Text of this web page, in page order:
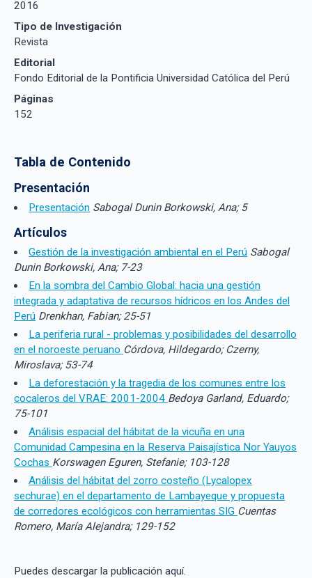
2016
Tipo de Investigación
Revista
Editorial
Fondo Editorial de la Pontificia Universidad Católica del Perú
Páginas
152
Tabla de Contenido
Presentación
Presentación Sabogal Dunin Borkowski, Ana; 5
Artículos
Gestión de la investigación ambiental en el Perú Sabogal
Dunin Borkowski, Ana; 7-23
En la sombra del Cambio Global: hacia una gestión
integrada y adaptativa de recursos hídricos en los Andes del
Perú Drenkhan, Fabian; 25-51
La periferia rural - problemas y posibilidades del desarrollo
en el noroeste peruano Córdova, Hildegardo; Czerny,
Miroslava; 53-74
La deforestación y la tragedia de los comunes entre los
cocaleros del VRAE: 2001-2004 Bedoya Garland, Eduardo;
75-101
Análisis espacial del hábitat de la vicuña en una
Comunidad Campesina en la Reserva Paisajística Nor Yauyos
Cochas Korswagen Eguren, Stefanie; 103-128
Análisis del hábitat del zorro costeño (Lycalopex
sechurae) en el departamento de Lambayeque y propuesta
de corredores ecológicos con herramientas SIG Cuentas
Romero, María Alejandra; 129-152
Puedes descargar la publicación aquí.